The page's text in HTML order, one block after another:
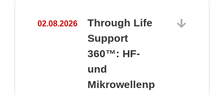
02.08.2026
Through Life
Support
360™: HF-
und
Mikrowellenp